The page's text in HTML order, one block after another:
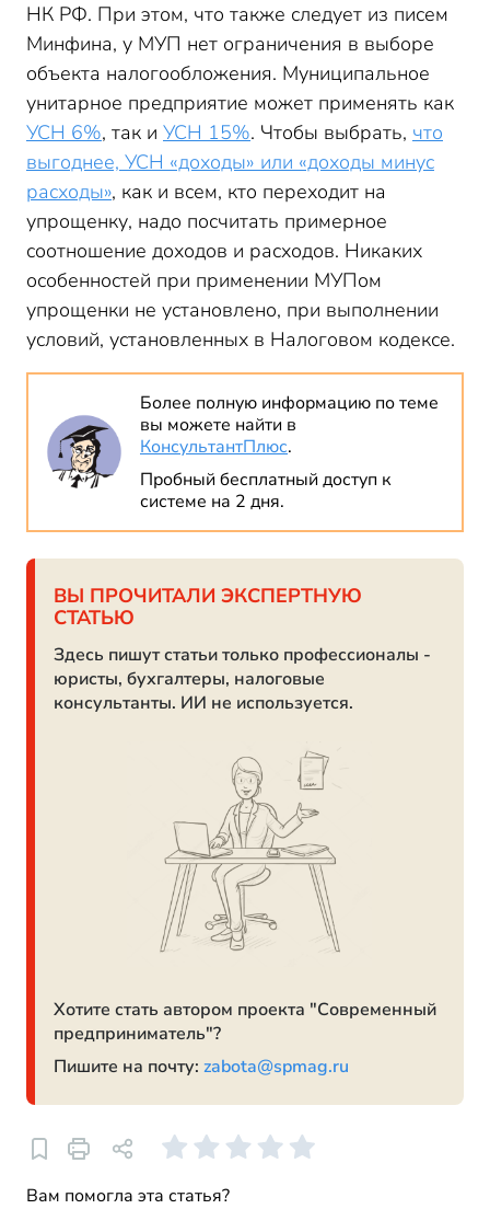
НК РФ. При этом, что также следует из писем
Минфина, у МУП нет ограничения в выборе
объекта налогообложения. Муниципальное
унитарное предприятие может применять как
УСН 6%, так и УСН 15%. Чтобы выбрать, что
выгоднее, УСН «доходы» или «доходы минус
расходы», как и всем, кто переходит на
упрощенку, надо посчитать примерное
соотношение доходов и расходов. Никаких
особенностей при применении МУПом
упрощенки не установлено, при выполнении
условий, установленных в Налоговом кодексе.
Более полную информацию по теме
вы можете найти в
КонсультантПлюс.
Пробный бесплатный доступ к
системе на 2 дня.
ВЫ ПРОЧИТАЛИ ЭКСПЕРТНУЮ
СТАТЬЮ
Здесь пишут статьи только профессионалы -
юристы, бухгалтеры, налоговые
консультанты. ИИ не используется.
Хотите стать автором проекта "Современный
предприниматель"?
Пишите на почту: zabota@spmag.ru
Вам помогла эта статья?